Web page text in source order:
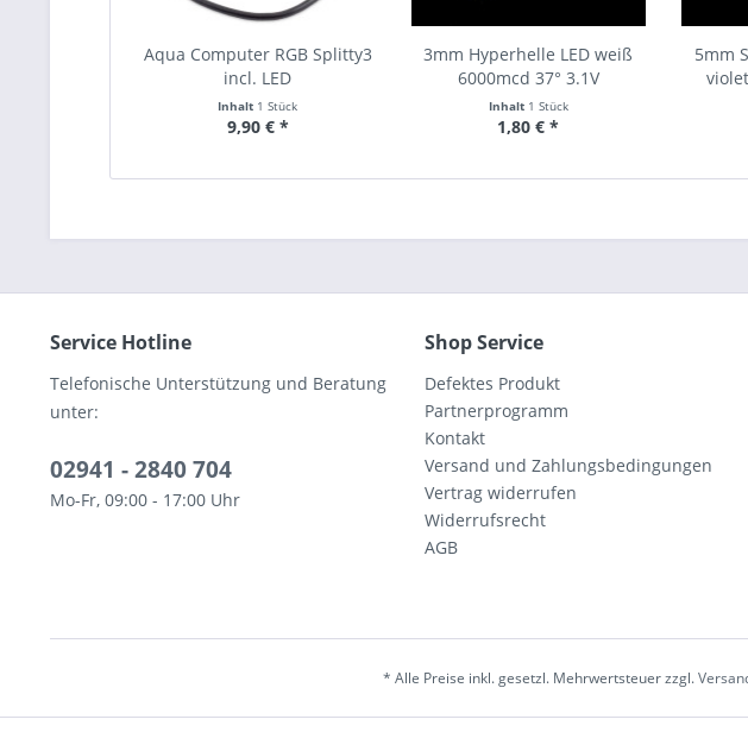
Aqua Computer RGB Splitty3
incl. LED
Inhalt 1 Stück
9,90 € *
3mm Hyperhelle LED weiß
6000mcd 37° 3.1V
Inhalt 1 Stück
1,80 € *
5mm
Service Hotline
Telefonische Unterstützung und Beratung
unter:
02941 - 2840 704
Mo-Fr, 09:00 - 17:00 Uhr
Shop Service
Defektes Produkt
Partnerprogramm
Kontakt
Versand und Zahlungsbedingungen
Vertrag widerrufen
Widerrufsrecht
AGB
* Alle Preise inkl. gesetzl. Mehrwertsteuer zzgl.